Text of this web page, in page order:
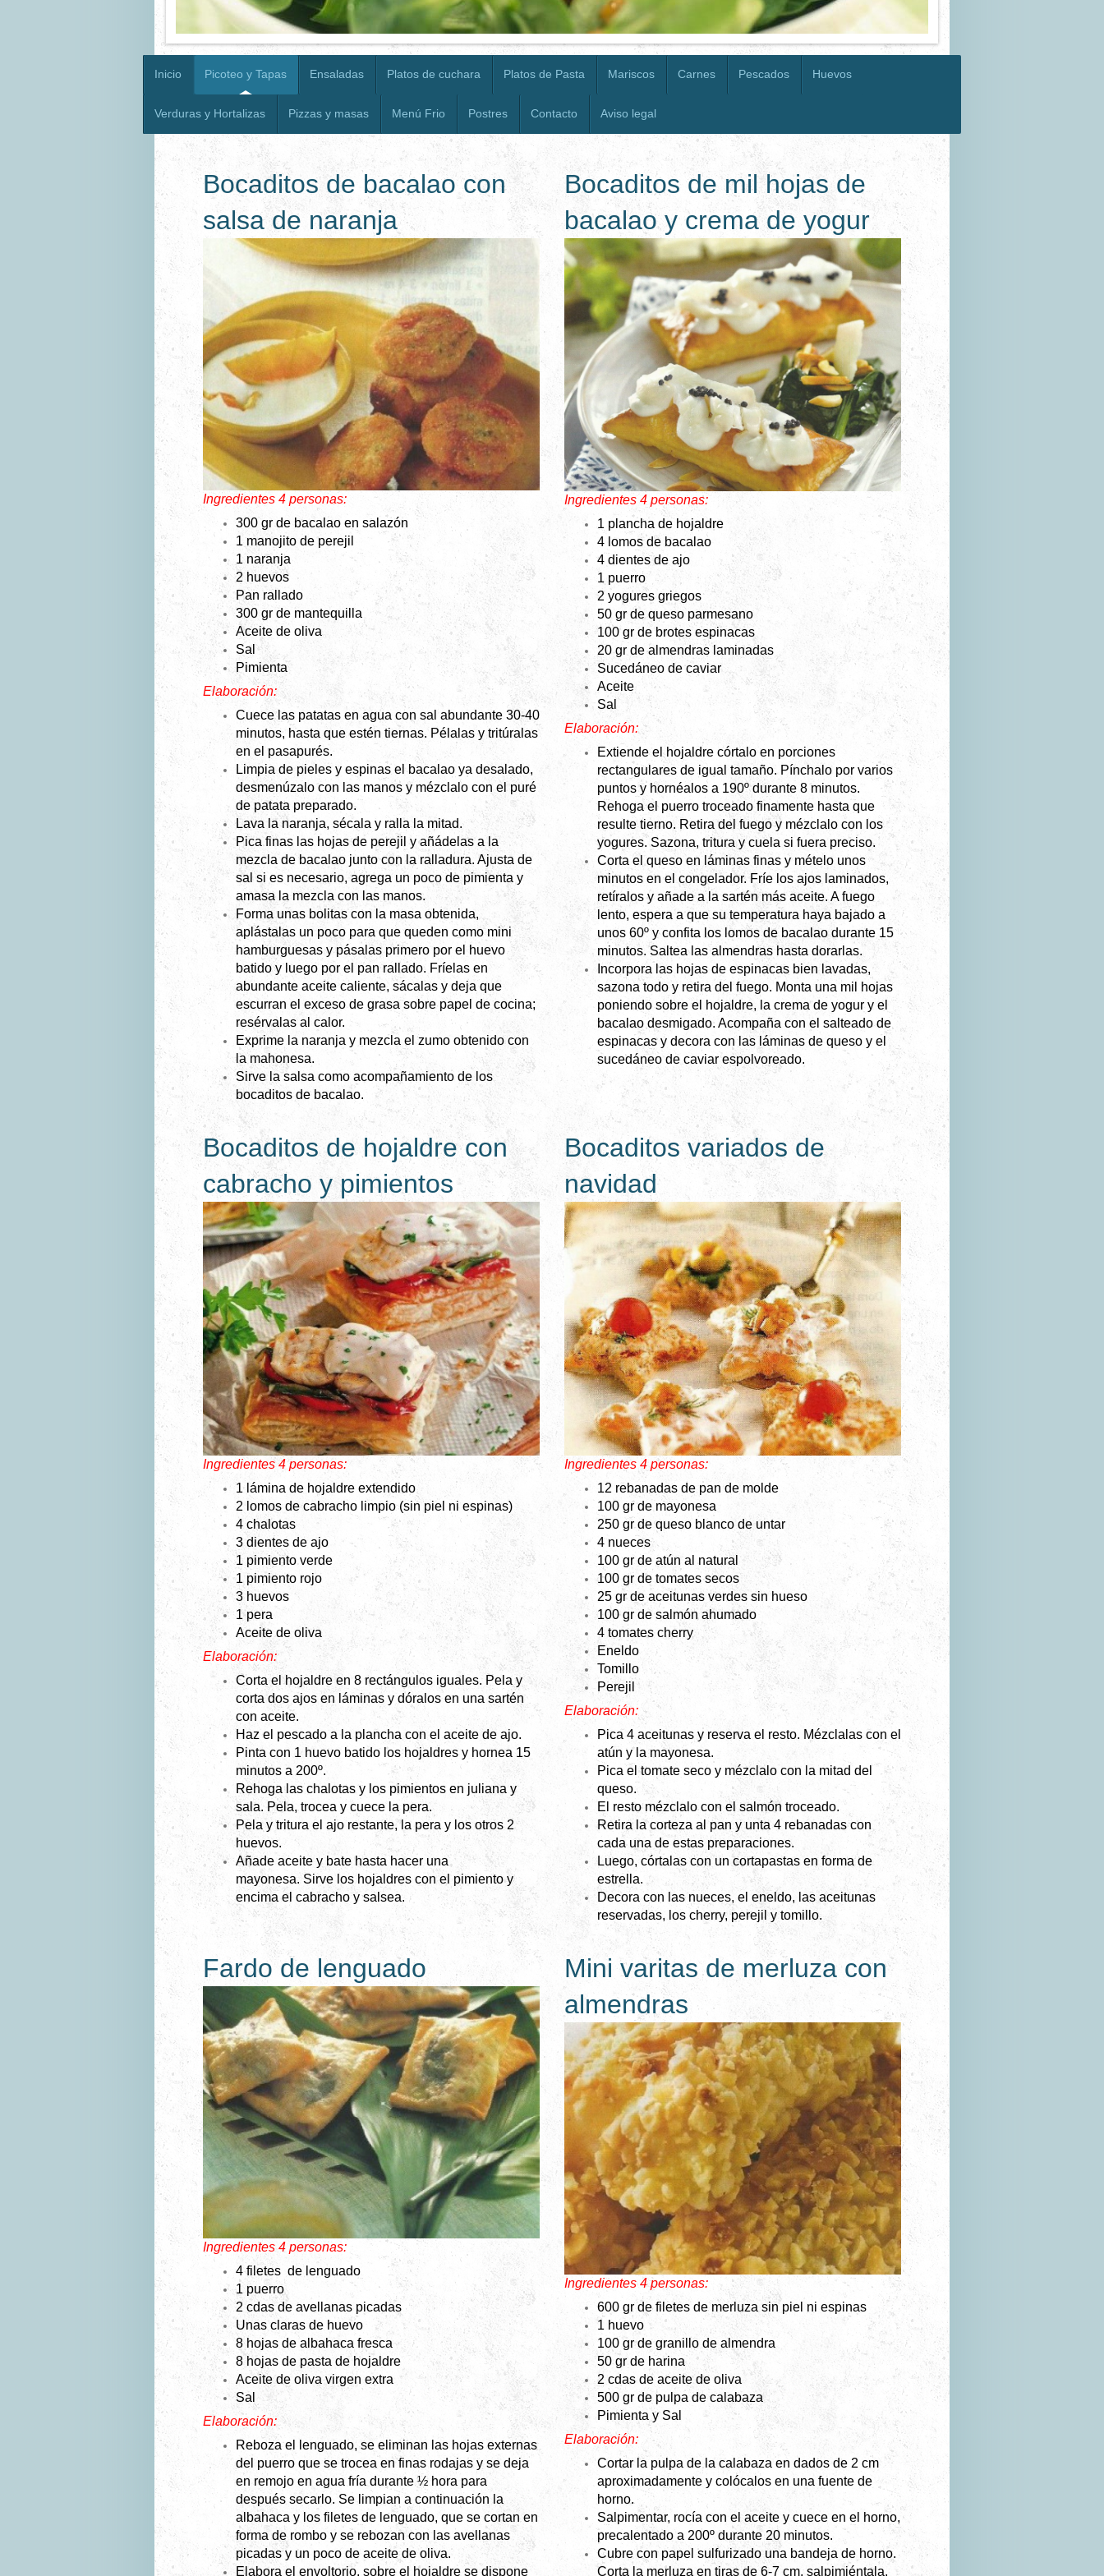
Inicio Picoteo y Tapas Ensaladas Platos de cuchara Platos de Pasta Mariscos Carnes Pescados Huevos
Verduras y Hortalizas Pizzas y masas Menú Frio Postres Contacto Aviso legal
Bocaditos de bacalao con
salsa de naranja
Ingredientes 4 personas:
300 gr de bacalao en salazón
1 manojito de perejil
1 naranja
2 huevos
Pan rallado
300 gr de mantequilla
Aceite de oliva
Sal
Pimienta
Elaboración:
Cuece las patatas en agua con sal abundante 30-40
minutos, hasta que estén tiernas. Pélalas y tritúralas
en el pasapurés.
Limpia de pieles y espinas el bacalao ya desalado,
desmenúzalo con las manos y mézclalo con el puré
de patata preparado.
Lava la naranja, sécala y ralla la mitad.
Pica finas las hojas de perejil y añádelas a la
mezcla de bacalao junto con la ralladura. Ajusta de
sal si es necesario, agrega un poco de pimienta y
amasa la mezcla con las manos.
Forma unas bolitas con la masa obtenida,
aplástalas un poco para que queden como mini
hamburguesas y pásalas primero por el huevo
batido y luego por el pan rallado. Fríelas en
abundante aceite caliente, sácalas y deja que
escurran el exceso de grasa sobre papel de cocina;
resérvalas al calor.
Exprime la naranja y mezcla el zumo obtenido con
la mahonesa.
Sirve la salsa como acompañamiento de los
bocaditos de bacalao.
Bocaditos de mil hojas de
bacalao y crema de yogur
Ingredientes 4 personas:
1 plancha de hojaldre
4 lomos de bacalao
4 dientes de ajo
1 puerro
2 yogures griegos
50 gr de queso parmesano
100 gr de brotes espinacas
20 gr de almendras laminadas
Sucedáneo de caviar
Aceite
Sal
Elaboración:
Extiende el hojaldre córtalo en porciones
rectangulares de igual tamaño. Pínchalo por varios
puntos y hornéalos a 190º durante 8 minutos.
Rehoga el puerro troceado finamente hasta que
resulte tierno. Retira del fuego y mézclalo con los
yogures. Sazona, tritura y cuela si fuera preciso.
Corta el queso en láminas finas y mételo unos
minutos en el congelador. Fríe los ajos laminados,
retíralos y añade a la sartén más aceite. A fuego
lento, espera a que su temperatura haya bajado a
unos 60º y confita los lomos de bacalao durante 15
minutos. Saltea las almendras hasta dorarlas.
Incorpora las hojas de espinacas bien lavadas,
sazona todo y retira del fuego. Monta una mil hojas
poniendo sobre el hojaldre, la crema de yogur y el
bacalao desmigado. Acompaña con el salteado de
espinacas y decora con las láminas de queso y el
sucedáneo de caviar espolvoreado.
Bocaditos de hojaldre con
cabracho y pimientos
Ingredientes 4 personas:
1 lámina de hojaldre extendido
2 lomos de cabracho limpio (sin piel ni espinas)
4 chalotas
3 dientes de ajo
1 pimiento verde
1 pimiento rojo
3 huevos
1 pera
Aceite de oliva
Elaboración:
Corta el hojaldre en 8 rectángulos iguales. Pela y
corta dos ajos en láminas y dóralos en una sartén
con aceite.
Haz el pescado a la plancha con el aceite de ajo.
Pinta con 1 huevo batido los hojaldres y hornea 15
minutos a 200º.
Rehoga las chalotas y los pimientos en juliana y
sala. Pela, trocea y cuece la pera.
Pela y tritura el ajo restante, la pera y los otros 2
huevos.
Añade aceite y bate hasta hacer una
mayonesa. Sirve los hojaldres con el pimiento y
encima el cabracho y salsea.
Bocaditos variados de
navidad
Ingredientes 4 personas:
12 rebanadas de pan de molde
100 gr de mayonesa
250 gr de queso blanco de untar
4 nueces
100 gr de atún al natural
100 gr de tomates secos
25 gr de aceitunas verdes sin hueso
100 gr de salmón ahumado
4 tomates cherry
Eneldo
Tomillo
Perejil
Elaboración:
Pica 4 aceitunas y reserva el resto. Mézclalas con el
atún y la mayonesa.
Pica el tomate seco y mézclalo con la mitad del
queso.
El resto mézclalo con el salmón troceado.
Retira la corteza al pan y unta 4 rebanadas con
cada una de estas preparaciones.
Luego, córtalas con un cortapastas en forma de
estrella.
Decora con las nueces, el eneldo, las aceitunas
reservadas, los cherry, perejil y tomillo.
Fardo de lenguado
Ingredientes 4 personas:
4 filetes de lenguado
1 puerro
2 cdas de avellanas picadas
Unas claras de huevo
8 hojas de albahaca fresca
8 hojas de pasta de hojaldre
Aceite de oliva virgen extra
Sal
Elaboración:
Reboza el lenguado, se eliminan las hojas externas
del puerro que se trocea en finas rodajas y se deja
en remojo en agua fría durante ½ hora para
después secarlo. Se limpian a continuación la
albahaca y los filetes de lenguado, que se cortan en
forma de rombo y se rebozan con las avellanas
picadas y un poco de aceite de oliva.
Elabora el envoltorio, sobre el hojaldre se dispone
Mini varitas de merluza con
almendras
Ingredientes 4 personas:
600 gr de filetes de merluza sin piel ni espinas
1 huevo
100 gr de granillo de almendra
50 gr de harina
2 cdas de aceite de oliva
500 gr de pulpa de calabaza
Pimienta ySal
Elaboración:
Cortar la pulpa de la calabaza en dados de 2 cm
aproximadamente y colócalos en una fuente de
horno.
Salpimentar, rocía con el aceite y cuece en el horno,
precalentado a 200º durante 20 minutos.
Cubre con papel sulfurizado una bandeja de horno.
Corta la merluza en tiras de 6-7 cm, salpimiéntala,